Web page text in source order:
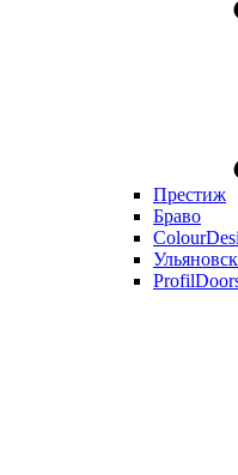
Престиж
Браво
Ульяновск